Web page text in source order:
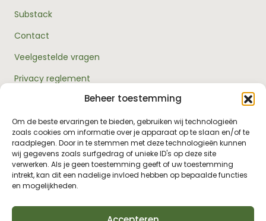
Beheer toestemming
Om de beste ervaringen te bieden, gebruiken wij technologieën
zoals cookies om informatie over je apparaat op te slaan en/of te
raadplegen. Door in te stemmen met deze technologieën kunnen
wij gegevens zoals surfgedrag of unieke ID's op deze site
verwerken. Als je geen toestemming geeft of uw toestemming
intrekt, kan dit een nadelige invloed hebben op bepaalde functies
en mogelijkheden.
Substack
Contact
Veelgestelde vragen
Privacy reglement
Algemene voorwaarden
Over ons
RouwExpertise.nl is een initiatief van Bright Elephant en
hét kennisplatform over rouw en verlies. Wij bieden
betrouwbare informatie en praktische hulp voor
iedereen die met rouw te maken heeft - van jezelf tot je
omgeving, van professionals tot leidinggevenden.